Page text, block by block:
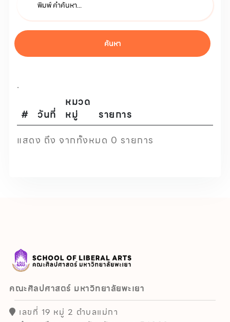
ค้นหา
.
#
วันที่
หมวด
หมู่
รายการ
แสดง ถึง จากทั้งหมด 0 รายการ
คณะศิลปศาสตร์ มหาวิทยาลัยพะเยา
เลขที่ 19 หมู่ 2 ตำบลแม่กา